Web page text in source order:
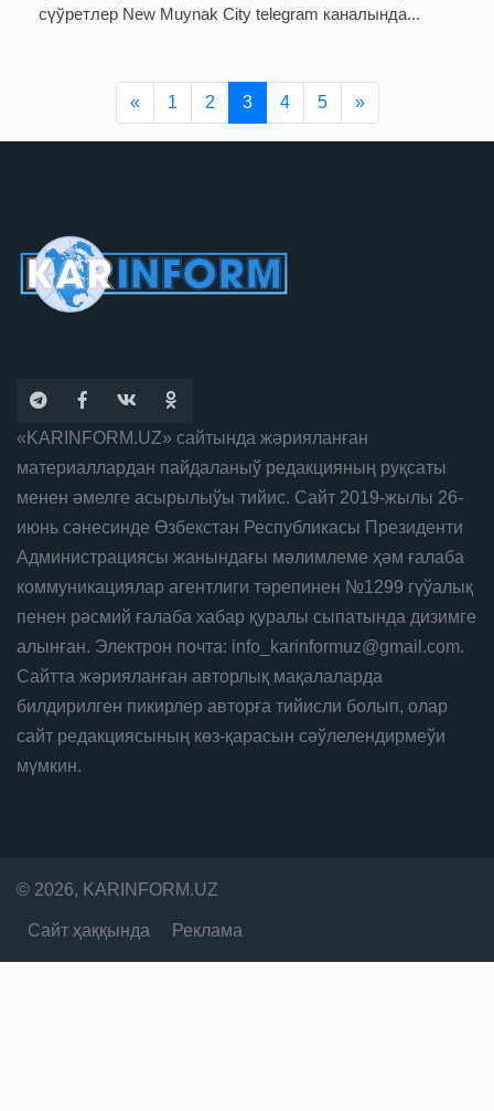
сүўретлер New Muynak City telegram каналында...
«Previous
1 2 3 4 5 »Next
«KARINFORM.UZ» сайтында жәрияланған
материаллардан пайдаланыў редакцияның руқсаты
менен әмелге асырылыўы тийис. Сайт 2019-жылы 26-
июнь сәнесинде Өзбекстан Республикасы Президенти
Администрациясы жанындағы мәлимлеме ҳәм ғалаба
коммуникациялар агентлиги тәрепинен №1299 гүўалық
пенен рәсмий ғалаба хабар қуралы сыпатында дизимге
алынған. Электрон почта: info_karinformuz@gmail.com.
Сайтта жәрияланған авторлық мақалаларда
билдирилген пикирлер авторға тийисли болып, олар
сайт редакциясының көз-қарасын сәўлелендирмеўи
мүмкин.
© 2026, KARINFORM.UZ
Сайт ҳаққында Реклама